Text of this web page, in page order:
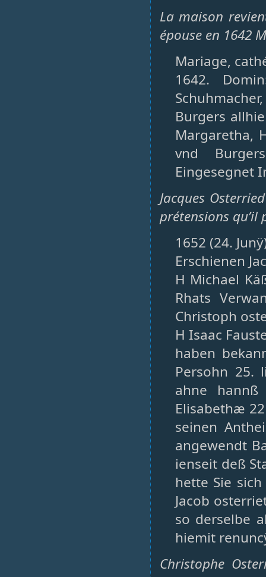
La maison
épouse en 1642
Mariage,
1642.
Burgers
Margaretha,
vnd
Eingesegnet
Jacques
prétensions
1652 (24.
Erschienen
H Michael
Rhats
Christoph
H Isaac
haben
Persohn 25.
ahne
Elisabethæ
seinen
angewendt
ienseit deß
hette Sie
Jacob
so derselbe
hiemit
Christophe